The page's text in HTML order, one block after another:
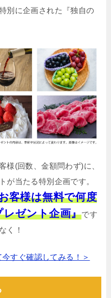
別に企画された『独自の
様(回数、金額問わず)に、
が当たる特別企画です。
客様は無料で何度
ゼント企画』です
く！
すぐ確認してみる！＞